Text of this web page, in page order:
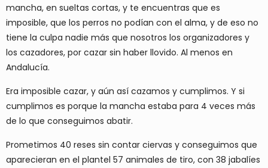
mancha, en sueltas cortas, y te encuentras que es
imposible, que los perros no podían con el alma, y de eso no
tiene la culpa nadie más que nosotros los organizadores y
los cazadores, por cazar sin haber llovido. Al menos en
Andalucía.
Era imposible cazar, y aún así cazamos y cumplimos. Y si
cumplimos es porque la mancha estaba para 4 veces más
de lo que conseguimos abatir.
Prometimos 40 reses sin contar ciervas y conseguimos que
aparecieran en el plantel 57 animales de tiro, con 38 jabalíes